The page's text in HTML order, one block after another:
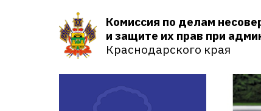
Комиссия по делам
и защите их прав при
Краснодарского края